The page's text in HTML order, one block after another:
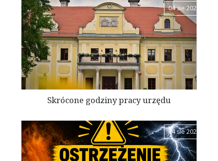
04 sie 2026
Skrócone godziny pracy urzędu
04 sie 2026